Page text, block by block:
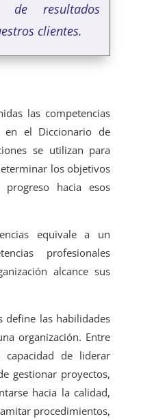
de resultados
clientes.
las competencias
en el Diccionario de
se utilizan para
los objetivos
hacia esos
equivale a un
profesionales
alcance sus
define las habilidades
organización. Entre
capacidad de liderar
gestionar proyectos,
hacia la calidad,
procedimientos,